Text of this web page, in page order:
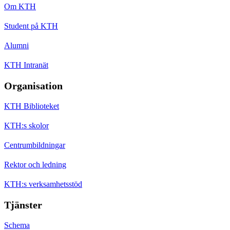
Om KTH
Student på KTH
Alumni
KTH Intranät
Organisation
KTH Biblioteket
KTH:s skolor
Centrumbildningar
Rektor och ledning
KTH:s verksamhetsstöd
Tjänster
Schema